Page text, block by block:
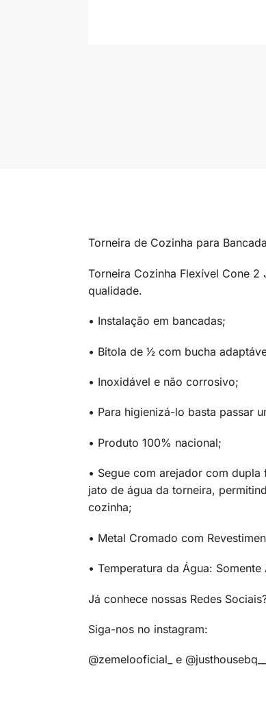
Torneira de Cozinha para
Torneira Cozinha Flexível Cone
qualidade.
• Instalação em bancadas;
• Bitola de 1⁄2 com bucha
• Inoxidável e não corrosivo;
• Para higienizá-lo basta passar
• Produto 100% nacional;
• Segue com arejador com
jato de água da torneira,
cozinha;
• Metal Cromado com
• Temperatura da Água: Somente
Já conhece nossas Redes
Siga-nos no instagram:
@zemelooficial_ e @justhousebq__